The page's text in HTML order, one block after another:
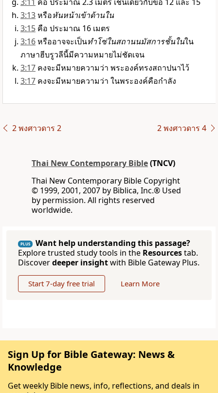
3:13หรือหันหน้าเข้าด้านใน
3:15 คือ ประมาณ 16 เมตร
3:16หรืออาจจะเป็นทำโซ่ในสถานนมัสการชั้นในใน
ภาษาฮีบรูวลีนี้มีความหมายไม่ชัดเจน
3:17 คงจะมีหมายความว่า พระองค์ทรงสถาปนาไว้
3:17 คงจะมีหมายความว่า ในพระองค์คือกำลัง
2 พงศาวดาร 2 2 พงศาวดาร 4
Thai New Contemporary Bible(TNCV)
Thai New Contemporary Bible Copyright
© 1999, 2001, 2007 by Biblica, Inc.® Used
by permission. All rights reserved
worldwide.
PLUS
Want help understanding this passage?
Explore trusted study tools in the Resourcestab.
Discoverdeeper insightwith Bible Gateway Plus.
Start 7-day free trial Learn More
Sign Up for Bible Gateway: News &
Knowledge
Get weekly Bible news, info, reflections, and deals in